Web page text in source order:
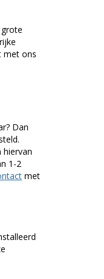
met ons
Dan
hiervan
1-2
met